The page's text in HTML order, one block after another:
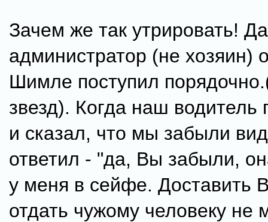
Зачем же так утрировать!
администратор (не хозяин)
Шимле поступил
звезд). Когда наш водитель
и сказал, что мы забыли
ответил - "да, Вы забыли,
у меня в сейфе. Доставить
отдать чужому человеку не